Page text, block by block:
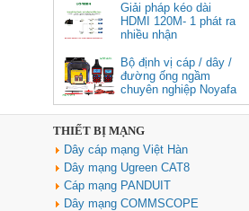
Cáp âm thanh 2x1.5 chống
nhiễu chống cháy ALANTEK
301-FRS015-E01P-3SG5 cao cấp
Giá: Liên hệ
Giải pháp kéo dài
HDMI 120M- 1 phát ra
nhiều nhận
Bộ định vị cáp / dây /
đường ống ngầm
chuyên nghiệp Noyafa
NF-826
THIẾT BỊ MẠNG
Dây cáp mạng Việt Hàn
Dây mạng Ugreen CAT8
Cáp mạng PANDUIT
Dây mạng COMMSCOPE